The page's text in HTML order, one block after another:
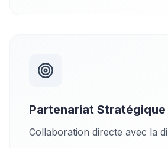
Partenariat Stratégique
Collaboration directe avec la